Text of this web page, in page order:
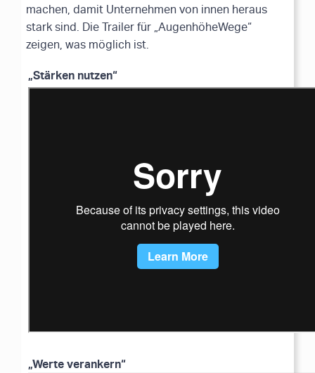
machen, damit Unternehmen von innen heraus
stark sind. Die Trailer für „AugenhöheWege“
zeigen, was möglich ist.
„Stärken nutzen“
„Werte verankern“